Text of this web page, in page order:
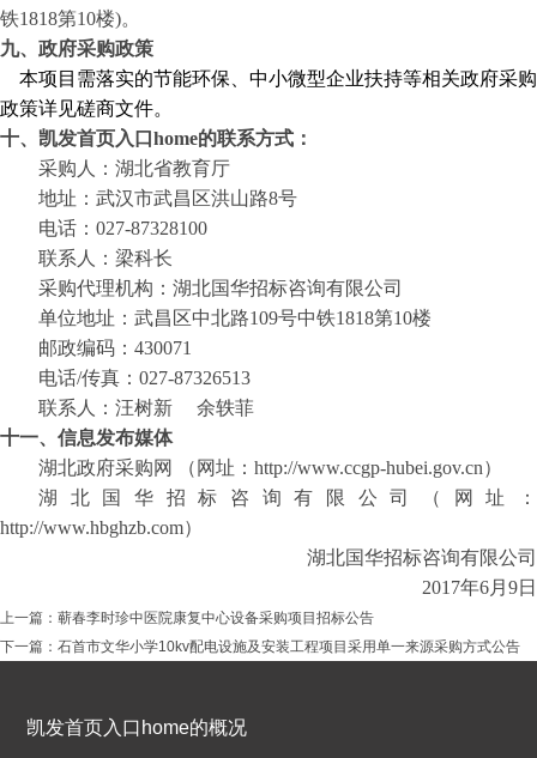
铁1818第10楼)。
九、政府采购政策
本项目需落实的节能环保、中小微型企业扶持等相关政府采购
政策详见磋商文件。
十、凯发首页入口home的联系方式：
采购人： 湖北省教育厅
地址：武汉市武昌区洪山路8号
电话： 027-87328100
联系人：梁科长
采购代理机构：湖北国华招标咨询有限公司
单位地址：武昌区中北路109号中铁1818第10楼
邮政编码： 430071
电话/传真： 027-87326513
联系人：汪树新
余轶菲
十一、信息发布媒体
湖北政府采购网
（网址： http://www.ccgp-hubei.gov.cn）
湖 北国华招标咨询有限公司（网址：
http://www.hbghzb.com）
湖北国华招标咨询有限公司
2017年6月 9日
上一篇： 蕲春李时珍中医院康复中心设备采购项目招标公告
下一篇： 石首市文华小学10kv配电设施及安装工程项目采用单一来源采购方式公告
凯发首页入口home的概况